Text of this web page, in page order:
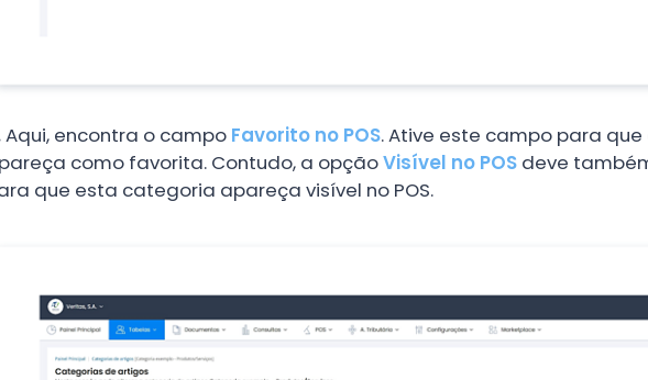
Aqui, encontra o campo Favorito no POS. Ative este campo para
como favorita. Contudo, a opçãoVisível no POS deve
que esta categoria apareça visível no POS.